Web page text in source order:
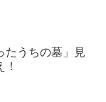
たうちの墓」見